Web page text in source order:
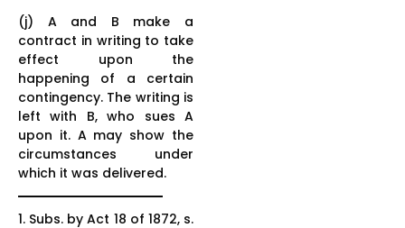
(j) A and B make a
contract in writing to take
effect upon the
happening of a certain
contingency. The writing is
left with B, who sues A
upon it. A may show the
circumstances under
which it was delivered.
1. Subs. by Act 18 of 1872, s.